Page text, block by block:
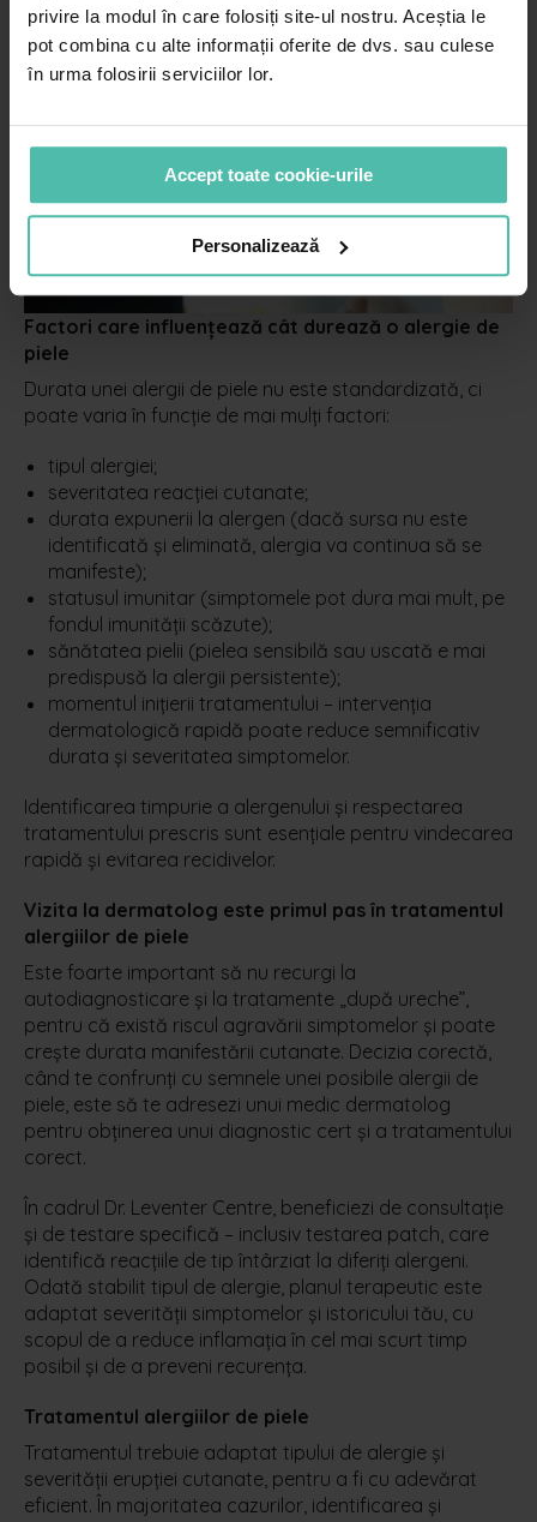
privire la modul în care folosiți site-ul nostru. Aceștia le
pot combina cu alte informații oferite de dvs. sau culese
în urma folosirii serviciilor lor.
Accept toate cookie-urile
Personalizează
Factori care influențează cât durează o alergie de
piele
Durata unei alergii de piele nu este standardizată, ci
poate varia în funcție de mai mulți factori:
tipul alergiei;
severitatea reacției cutanate;
durata expunerii la alergen (dacă sursa nu este
identificată și eliminată, alergia va continua să se
manifeste);
statusul imunitar (simptomele pot dura mai mult, pe
fondul imunității scăzute);
sănătatea pielii (pielea sensibilă sau uscată e mai
predispusă la alergii persistente);
momentul inițierii tratamentului – intervenția
dermatologică rapidă poate reduce semnificativ
durata și severitatea simptomelor.
Identificarea timpurie a alergenului și respectarea
tratamentului prescris sunt esențiale pentru vindecarea
rapidă și evitarea recidivelor.
Vizita la dermatolog este primul pas în tratamentul
alergiilor de piele
Este foarte important să nu recurgi la
autodiagnosticare și la tratamente „după ureche”,
pentru că există riscul agravării simptomelor și poate
crește durata manifestării cutanate. Decizia corectă,
când te confrunți cu semnele unei posibile alergii de
piele, este să te adresezi unui medic dermatolog
pentru obținerea unui diagnostic cert și a tratamentului
corect.
În cadrul Dr. Leventer Centre, beneficiezi de consultație
și de testare specifică – inclusiv testarea patch, care
identifică reacțiile de tip întârziat la diferiți alergeni.
Odată stabilit tipul de alergie, planul terapeutic este
adaptat severității simptomelor și istoricului tău, cu
scopul de a reduce inflamația în cel mai scurt timp
posibil și de a preveni recurența.
Tratamentul alergiilor de piele
Tratamentul trebuie adaptat tipului de alergie și
severității erupției cutanate, pentru a fi cu adevărat
eficient. În majoritatea cazurilor, identificarea și